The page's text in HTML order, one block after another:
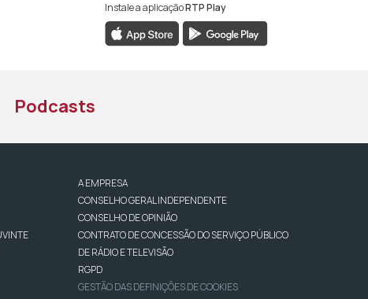
da RTP África
da RTP África
ao YouTube da RTP África
Instale a aplicaçãoRTP Play
Podcasts
A EMPRESA
CONSELHO GERAL INDEPENDENTE
CONSELHO DE OPINIÃO
CONTRATO DE CONCESSÃO DO SERVIÇO PÚBLICO
DE RÁDIO E TELEVISÃO
RGPD
GESTÃO DAS DEFINIÇÕES DE COOKIES